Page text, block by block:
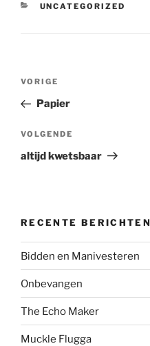
CATEGORIEËN
UNCATEGORIZED
Bericht
Vorig
bericht
VORIGE
Papier
Volgend
bericht
VOLGENDE
altijd kwetsbaar
RECENTE BERICHTEN
Bidden en Manivesteren
Onbevangen
The Echo Maker
Muckle Flugga